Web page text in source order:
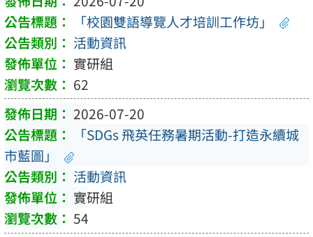
「校園雙語導覽人才培訓工作坊」
活動資訊
實研組
62
2026-07-20
「SDGs 飛英任務暑期活動-打造永續城
市藍圖」
活動資訊
實研組
54